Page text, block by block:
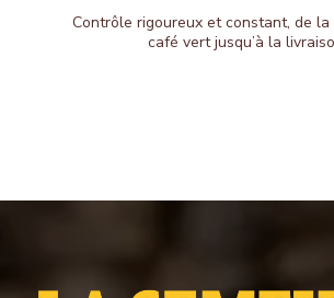
Contrôle rigoureux et constant, de
café vert jusqu’à la